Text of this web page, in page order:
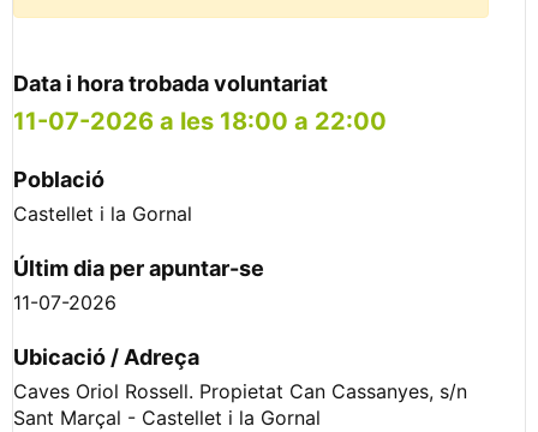
Data i hora trobada voluntariat
11-07-2026 a les 18:00 a 22:00
Població
Castellet i la Gornal
Últim dia per apuntar-se
11-07-2026
Ubicació / Adreça
Caves Oriol Rossell. Propietat Can Cassanyes, s/n
Sant Marçal - Castellet i la Gornal